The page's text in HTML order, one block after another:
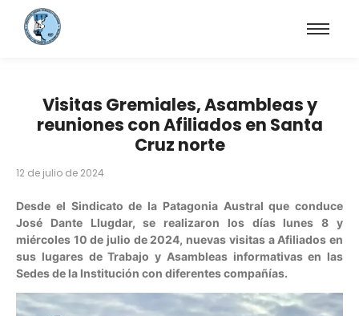
Visitas Gremiales, Asambleas y
reuniones con Afiliados en Santa
Cruz norte
12 de julio de 2024
Desde el Sindicato de la Patagonia Austral que conduce
José Dante Llugdar, se realizaron los días lunes 8 y
miércoles 10 de julio de 2024, nuevas visitas a Afiliados en
sus lugares de Trabajo y Asambleas informativas en las
Sedes de la Institución con diferentes compañías.